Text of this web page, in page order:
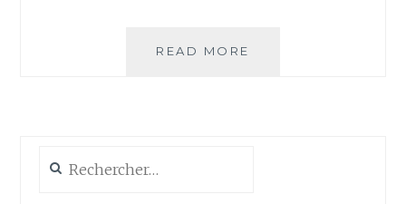
READ MORE